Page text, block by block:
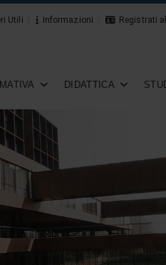
Utili Informazioni Registrati
DIDATTICA